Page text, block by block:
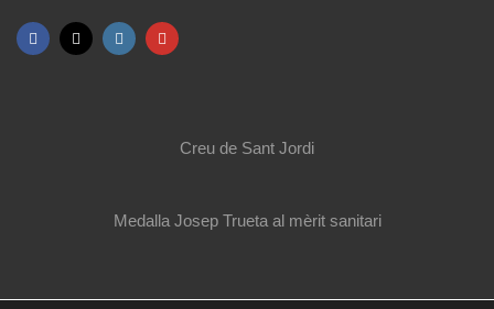
Creu de Sant Jordi
Medalla Josep Trueta al mèrit sanitari